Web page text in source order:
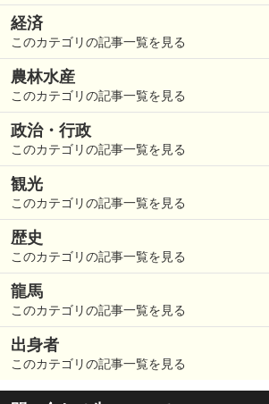
経済
このカテゴリの記事一覧を見る
農林水産
このカテゴリの記事一覧を見る
政治・行政
このカテゴリの記事一覧を見る
観光
このカテゴリの記事一覧を見る
歴史
このカテゴリの記事一覧を見る
龍馬
このカテゴリの記事一覧を見る
出身者
このカテゴリの記事一覧を見る